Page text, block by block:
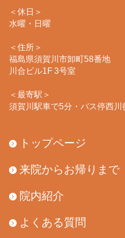
＜休日＞
水曜・日曜
＜住所＞
福島県須賀川市卸町58番地
川合ビル1F 3号室
＜最寄駅＞
須賀川駅車で5分・バス停西川
トップページ
来院からお帰りまで
院内紹介
よくある質問